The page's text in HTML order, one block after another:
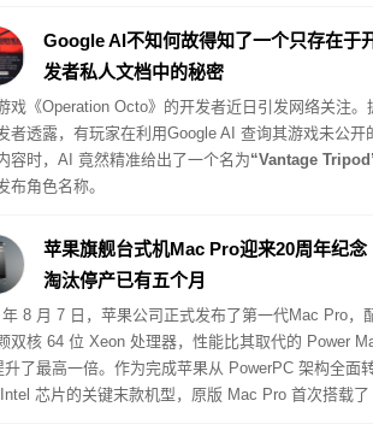
Google AI不知何故得知了一个只存在于
发者私人文档中的秘密
戏《Operation Octo》的开发者近日引发网络关注。
者透露，有玩家在利用Google AI 查询其游戏未公开
容时，AI 竟然精准给出了一个名为“Vantage
布角色名称。
苹果旗舰台式机Mac Pro迎来20周年纪念
淘汰停产已有五个月
8 月 7 日，苹果公司正式发布了第一代Mac Pro，
双核 64 位 Xeon 处理器，性能比其取代的 Power
升了最高一倍。作为完成苹果从 PowerPC 架构全面
芯片的关键末款机型，原版 Mac Pro 首次搭载了